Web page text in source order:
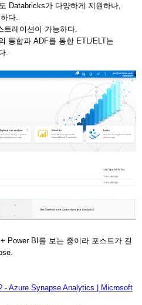
Databricks가 다양하게 지원하나,
다.
트레이션이 가능하다.
통합과 ADF를 통한 ETL/ELT는
.
Power BI를 보는 중이라 포스트가 길
- Azure Synapse Analytics | Microsoft